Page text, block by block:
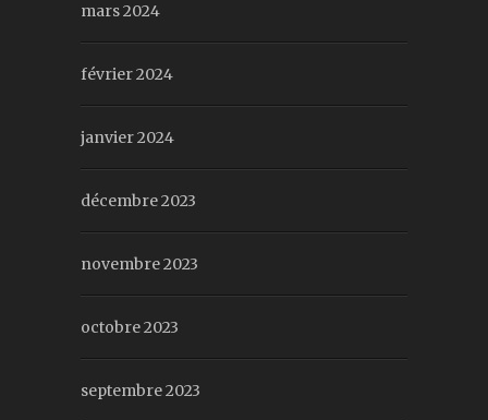
mars 2024
février 2024
janvier 2024
décembre 2023
novembre 2023
octobre 2023
septembre 2023